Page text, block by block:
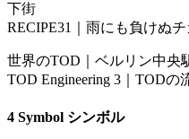
下街
RECIPE31｜雨にも負けぬ
世界のTOD｜ベルリン中央
TOD Engineering 3｜TODの
4 Symbol シンボル